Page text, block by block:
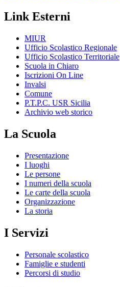
Link Esterni
MIUR
Ufficio Scolastico Regionale
Ufficio Scolastico Territoriale
Scuola in Chiaro
Iscrizioni On Line
Invalsi
Comune
P.T.P.C. USR Sicilia
Archivio web storico
La Scuola
Presentazione
I luoghi
Le persone
I numeri della scuola
Le carte della scuola
Organizzazione
La storia
I Servizi
Personale scolastico
Famiglie e studenti
Percorsi di studio